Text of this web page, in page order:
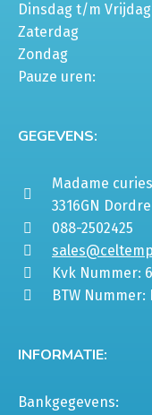
Dinsdag t/m Vrijdag
Zaterdag
Zondag
Pauze uren:
GEGEVENS:
Madame
3316GN
088-2502425
Kvk Nummer:
BTW Nummer:
INFORMATIE:
Bankgegevens: